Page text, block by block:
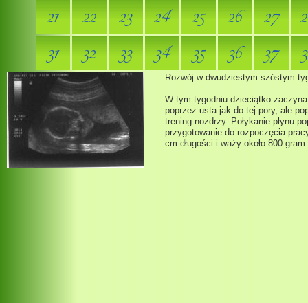
21
22 23 24 25 26 27
31
32 33 34 35 36 37
Rozwój w dwudziestym szóstym
W tym tygodniu dzieciątko zaczyna
poprzez usta jak do tej pory, ale
trening nozdrzy. Połykanie płynu
przygotowanie do rozpoczęcia
cm długości i waży około 800 gram.